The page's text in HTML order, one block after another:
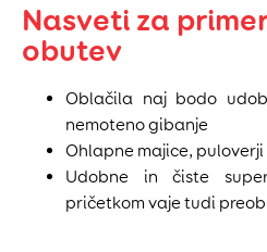
Nasveti za
obutev
Oblačila naj bodo
nemoteno gibanje
Ohlapne majice,
Udobne in čiste
pričetkom vaje tudi